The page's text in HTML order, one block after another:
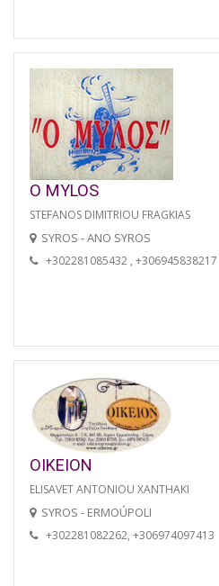
O MYLOS
STEFANOS DIMITRIOU FRAGKIAS
SYROS - ANO SYROS
+302281085432 , +306945838217
OIKEION
ELISAVET ANTONIOU XANTHAKI
SYROS - ERMOÚPOLI
+302281082262, +306974097413